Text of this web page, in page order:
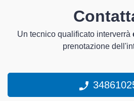
Un tecnico qualificato interverrà
prenotazione